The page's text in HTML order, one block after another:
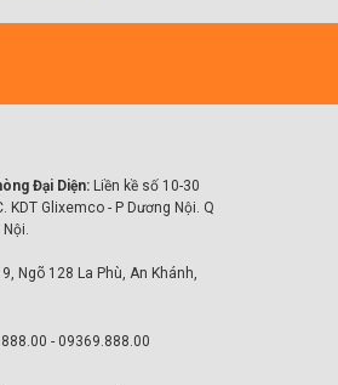
Đại Diện: Liền kề số 10-30
KDT Glixemco - P Dương Nội. Q
Nội.
Ngõ 128 La Phù, An Khánh,
- 09369.888.00